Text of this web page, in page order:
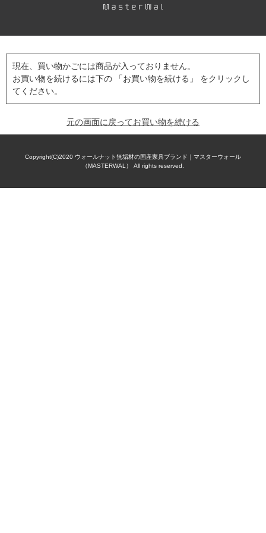
現在、買い物かごには商品が入っておりません。
お買い物を続けるには下の 「お買い物を続ける」 をクリックし
てください。
元の画面に戻ってお買い物を続ける
Copyright(C)2020 ウォールナット無垢材の国産家具ブランド｜マスターウォール
（MASTERWAL） All rights reserved.